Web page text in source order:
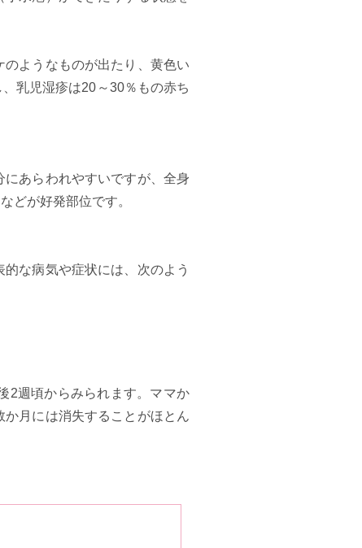
ようなものが出たり、黄色い
乳児湿疹は20～30％もの赤ち
あらわれやすいですが、全身
どが好発部位です。
な病気や症状には、次のよう
2週頃からみられます。ママか
月には消失することがほとん